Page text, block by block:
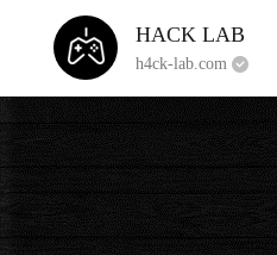
HACK LAB
h4ck-lab.com